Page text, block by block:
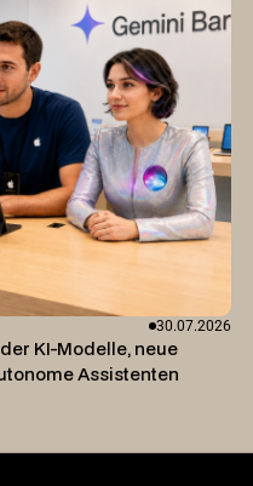
30.07.2026
KI-Modelle, neue
Assistenten